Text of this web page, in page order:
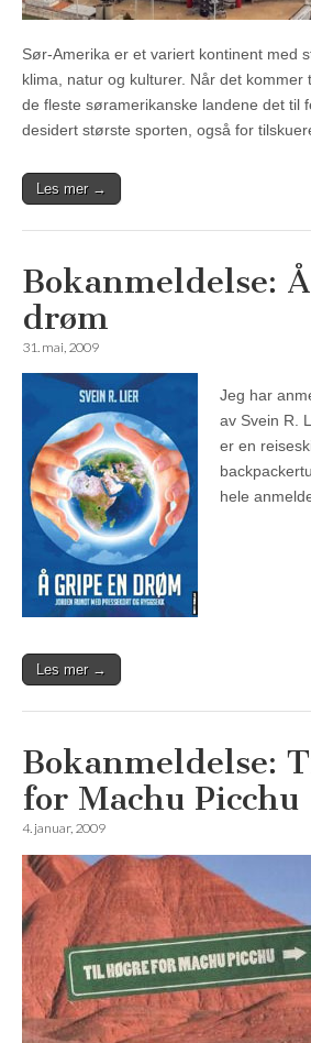
Sør-Amerika er et variert kontinent med
klima, natur og kulturer. Når det kommer
de fleste søramerikanske landene det til
desidert største sporten, også for
Les mer →
Bokanmeldelse:
drøm
31. mai, 2009
Jeg har
av Svein R.
er en
hele
Les mer →
Bokanmeldelse:
for Machu Picchu
4. januar, 2009